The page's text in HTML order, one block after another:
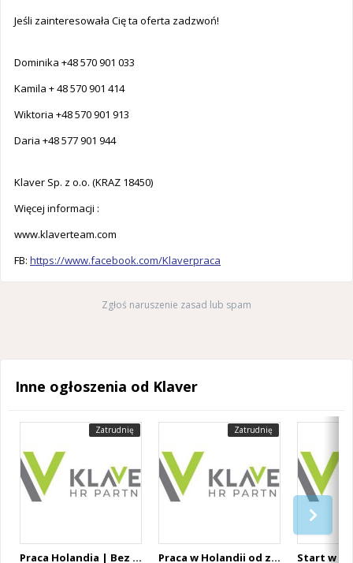
Jeśli zainteresowała Cię ta oferta zadzwoń!
Dominika +48 570 901 033
Kamila + 48 570 901 414
Wiktoria +48 570 901 913
Daria +48 577 901 944
Klaver Sp. z o.o. (KRAZ 18450)
Więcej informacji :
www.klaverteam.com
FB: https://www.facebook.com/Klaverpraca
Zgłoś naruszenie zasad lub spam
Inne ogłoszenia od Klaver
Zatrudnię
Praca Holandia | Bez języka | Bez doświadczenia | Tygodniówki | Wyjazdy codziennie
Zatrudnię
Praca w Holandii od zaraz | Różne stanowiska | Od 14,99 € brutto/h